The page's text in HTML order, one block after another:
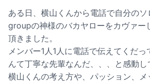
ある日、横山くんから電話で自分の
groupの神様のバカヤローをカヴァー
頂きました。
メンバー1人1人に電話で伝えてくだ
んて丁寧な先輩なんだ、、、と感動
横山くんの考え方や、パッション、